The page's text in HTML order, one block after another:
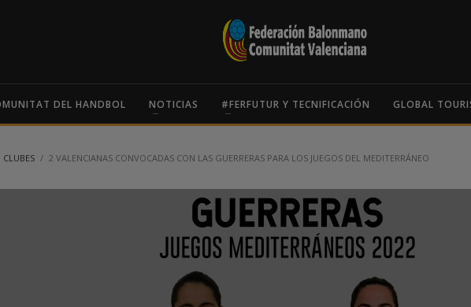
DEL HANDBOL NOTICIAS #FERFUTUR Y TECNIFICACIÓN GLOBAL
CLUBES 2 VALENCIANAS CONVOCADAS CON LAS GUERRERAS PARA LOS JUEGOS DEL MEDITERRÁNEO